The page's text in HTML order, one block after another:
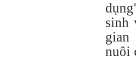
sinh
gian
nuôi